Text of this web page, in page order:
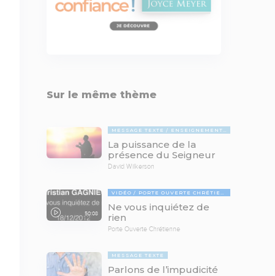
Sur le même thème
MESSAGE TEXTE ENSEIGNEMENTS BIBLIQUES
La puissance de la
présence du Seigneur
David Wilkerson
50:08
VIDÉO PORTE OUVERTE CHRÉTIENNE
Ne vous inquiétez de
rien
Porte Ouverte Chrétienne
MESSAGE TEXTE
Parlons de l’impudicité